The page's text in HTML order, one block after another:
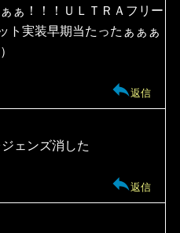
ぁ！！！ＵＬＴＲＡフリー
ト実装早期当たったぁぁぁ
返信
ェンズ消した
返信